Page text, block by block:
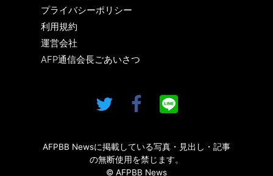
プライバシーポリシー
利用規約
運営会社
AFP通信会長ごあいさつ
AFPBB Newsに掲載している写真・見出し・記事
の無断使用を禁じます。
© AFPBB News